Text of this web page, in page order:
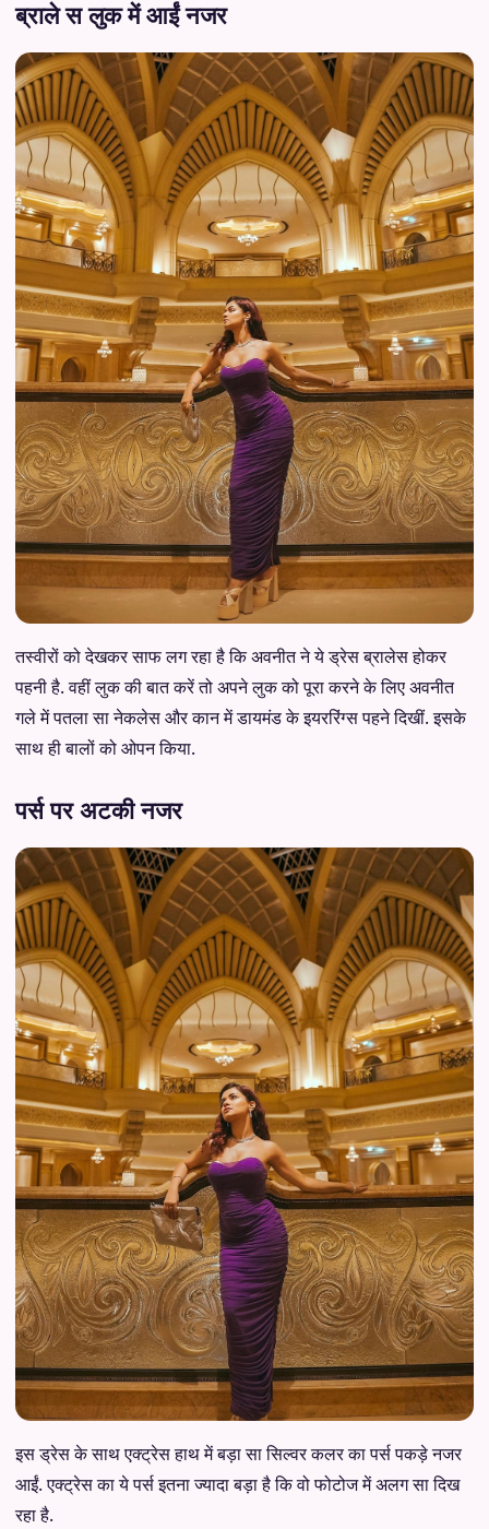
ब्राले स लुक में आईं नजर
तस्वीरों को देखकर साफ लग रहा है कि अवनीत ने ये ड्रेस ब्रालेस होकर
पहनी है. वहीं लुक की बात करें तो अपने लुक को पूरा करने के लिए अवनीत
गले में पतला सा नेकलेस और कान में डायमंड के इयररिंग्स पहने दिखीं. इसके
साथ ही बालों को ओपन किया.
पर्स पर अटकी नजर
इस ड्रेस के साथ एक्ट्रेस हाथ में बड़ा सा सिल्वर कलर का पर्स पकड़े नजर
आईं. एक्ट्रेस का ये पर्स इतना ज्यादा बड़ा है कि वो फोटोज में अलग सा दिख
रहा है.